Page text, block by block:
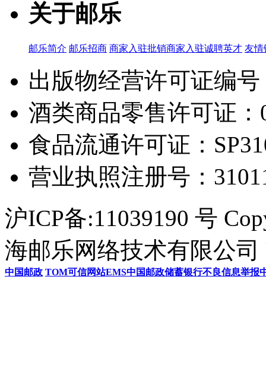
关于邮乐
邮乐简介 邮乐招商 商家入驻批销商家入驻诚聘英才 友情
出版物经营许可证编
酒类商品零售许可证：
食品流通许可证：
营业执照注册号：
沪ICP备:11039190 号
海邮乐网络技术有限公司
中国邮政 TOM可信网站EMS中国邮政储蓄银行不良信息举报